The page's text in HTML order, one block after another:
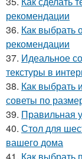
рекомендации
36. Как выбрать
рекомендации
37. Идеальное
текстуры в
38. Как выбрать
советы по
39. Правильная
40. Стол для
вашего дома
41. Как выбрать